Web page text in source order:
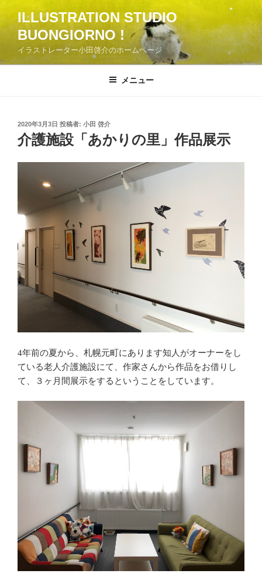
コ
ン
ツ
ILLUSTRATION STUDIO
BUONGIORNO !
イラストレーター小田啓介のホームページ
メニュー
投
稿
日:
2020年3月3日 投稿者: 小田 啓介
介護施設「あかりの里」作品展示
4年前の夏から、札幌元町にあります知人がオーナーをし
ている老人介護施設にて、作家さんから作品をお借りし
て、３ヶ月間展示をするということをしています。